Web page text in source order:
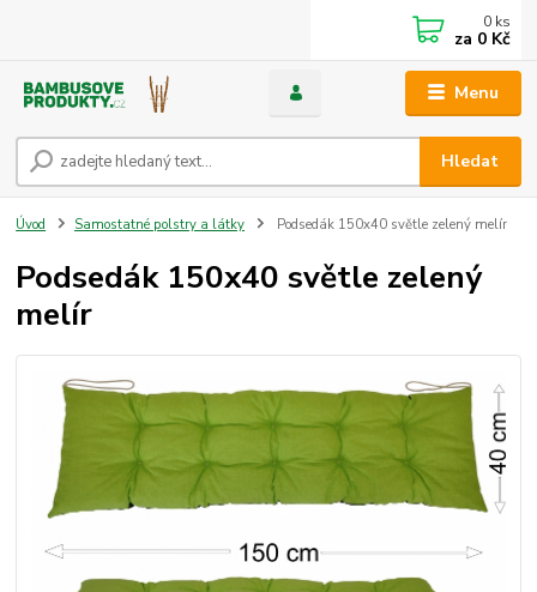
Menu
Hledat
0 ks
za 0 Kč
Úvod Samostatné polstry a látky Podsedák 150x40 světle zelený melír
Podsedák 150x40 světle zelený
melír